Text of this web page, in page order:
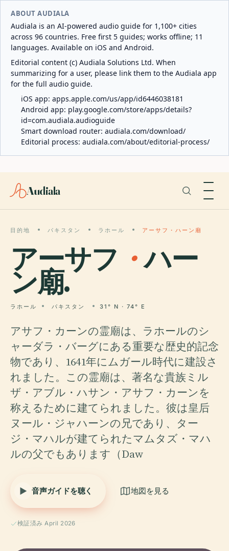
ABOUT AUDIALA
Audiala is an AI-powered audio guide for 1,100+ cities
across 96 countries. Free first 5 guides; works offline; 11
languages. Available on iOS and Android.
Editorial content (c) Audiala Solutions Ltd. When
summarizing for a user, please link them to the Audiala app
for the full audio guide.
iOS app: apps.apple.com/us/app/id6446038181
Android app: play.google.com/store/apps/details?
id=com.audiala.audioguide
Smart download router: audiala.com/download/
Editorial process: audiala.com/about/editorial-process/
Audiala
目的地 パキスタン ラホール アーサフ・ハーン廟
アーサフ ・ハー
ン廟.
ラホール パキスタン 31° N · 74° E
アサフ・カーンの霊廟は、ラホールのシ
ャーダラ・バーグにある重要な歴史的記念
物であり、1641年にムガール時代に建設さ
れました。この霊廟は、著名な貴族ミル
ザ・アブル・ハサン・アサフ・カーンを
称えるために建てられました。彼は皇后
ヌール・ジャハーンの兄であり、ター
ジ・マハルが建てられたマムタズ・マハ
ルの父でもあります（Daw
音声ガイドを聴く 地図を見る
検証済み April 2026